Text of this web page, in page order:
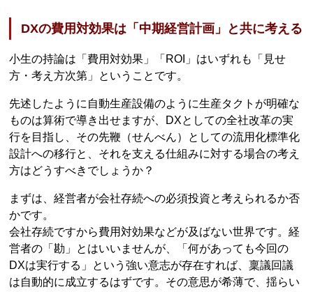
DXの費用対効果は「中期経営計画」と共に考える
小生の持論は「費用対効果」「ROI」はいずれも「見せ
方・考え方次第」ということです。
先述したように自動生産設備のように生産タクトが明確な
ものは算術で導き出せますが、DXとしての全社改革の実
行を目指し、その先鞭（せんべん）としての流用化標準化
設計への移行と、それを支える仕組みに対する場合の考え
方はどうすべきでしょうか？
まずは、経営者が会社存続への必須投資と考えられるか否
かです。
会社存続ですから費用対効果などが及ばない世界です。経
営者の「勘」とはいいませんが、「何があっても今回の
DXは実行する」という強い意志が存在すれば、稟議回議
は自動的に成立するはずです。その意思が希薄で、揺らい